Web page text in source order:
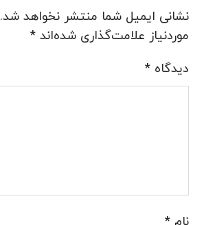
نشانی ایمیل شما منتشر نخواهد شد.
موردنیاز علامت‌گذاری شده‌اند*
دیدگاه*